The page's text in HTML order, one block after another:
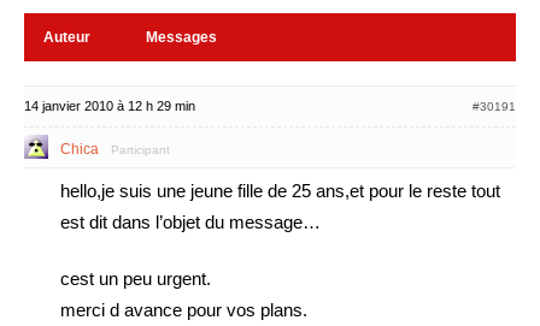
Auteur Messages
14 janvier 2010 à 12 h 29 min #30191
Chica Participant
hello,je suis une jeune fille de 25 ans,et pour le reste tout
est dit dans l’objet du message…
cest un peu urgent.
merci d avance pour vos plans.